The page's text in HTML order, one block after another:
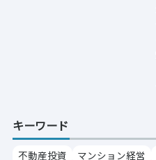
キーワード
不動産投資 マンション経営